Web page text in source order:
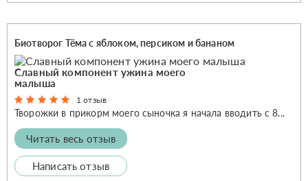
Биотворог Тёма с яблоком, персиком и бананом
Славный компонент ужина моего
малыша
1 отзыв
Творожки в прикорм моего сыночка я начала вводить с 8...
Читать весь отзыв
Написать отзыв